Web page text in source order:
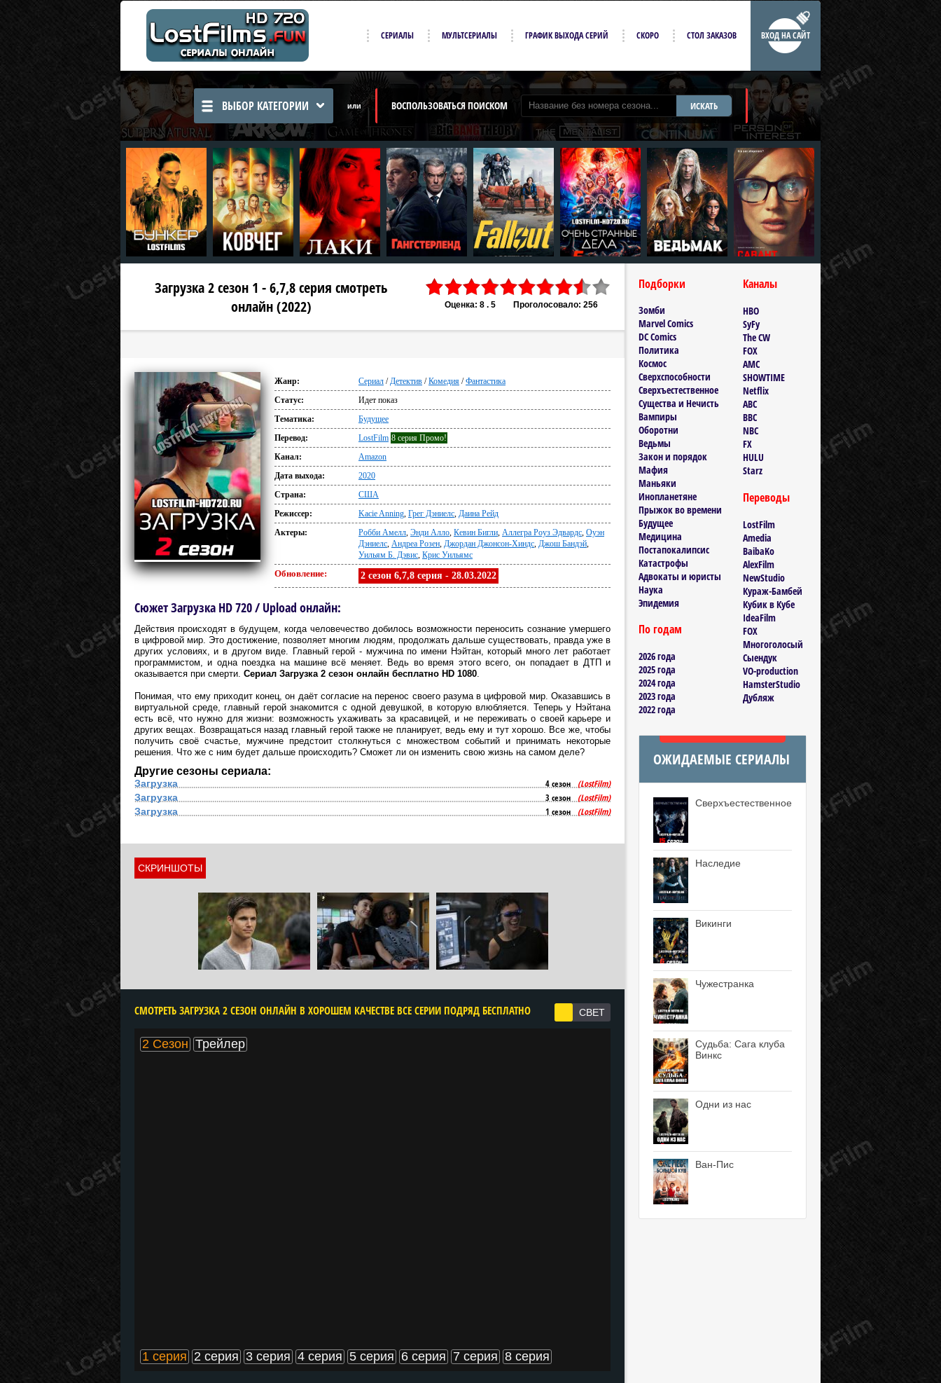
ВХОД НА САЙТ
СЕРИАЛЫ МУЛЬТСЕРИАЛЫ ГРАФИК ВЫХОДА СЕРИЙ СКОРО СТОЛ ЗАКАЗОВ
ВЫБОР КАТЕГОРИИ или ВОСПОЛЬЗОВАТЬСЯ ПОИСКОМ ИСКАТЬ
Оценка: 8 . 5 Проголосовало: 256
Загрузка 2 сезон 1 - 6,7,8 серия смотреть
онлайн (2022)
Жанр: Сериал /Детектив /Комедия /Фантастика
Статус:
Идет показ
Тематика:
Будущее
Перевод:
LostFilm 8 серия Промо!
Канал:
Amazon
Дата выхода:
2020
Страна:
США
Режиссер:
Kacie Anning, Грег Дэниелс, Даина Рейд
Актеры:
Робби Амелл, Энди Алло, Кевин Бигли, Аллегра Роуз Эдвардс, Оуэн
Дэниелс, Андреа Розен, Джордан Джонсон-Хиндс, Джош Бандэй,
Уильям Б. Дэвис, Крис Уильямс
Обновление: 2 сезон 6,7,8 серия - 28.03.2022
Сюжет Загрузка HD 720 / Upload онлайн:
Действия происходят в будущем, когда человечество добилось возможности переносить сознание умершего
в цифровой мир. Это достижение, позволяет многим людям, продолжать дальше существовать, правда уже в
других условиях, и в другом виде. Главный герой - мужчина по имени Нэйтан, который много лет работает
программистом, и одна поездка на машине всё меняет. Ведь во время этого всего, он попадает в ДТП и
оказывается при смерти. Сериал Загрузка 2 сезон онлайн бесплатно HD 1080.
Понимая, что ему приходит конец, он даёт согласие на перенос своего разума в цифровой мир. Оказавшись в
виртуальной среде, главный герой знакомится с одной девушкой, в которую влюбляется. Теперь у Нэйтана
есть всё, что нужно для жизни: возможность ухаживать за красавицей, и не переживать о своей карьере и
других вещах. Возвращаться назад главный герой также не планирует, ведь ему и тут хорошо. Все же, чтобы
получить своё счастье, мужчине предстоит столкнуться с множеством событий и принимать некоторые
решения. Что же с ним будет дальше происходить? Сможет ли он изменить свою жизнь на самом деле?
Другие сезоны сериала:
Загрузка 4 сезон (LostFilm)
Загрузка 3 сезон (LostFilm)
Загрузка 1 сезон (LostFilm)
СКРИНШОТЫ
CМОТРЕТЬ ЗАГРУЗКА 2 СЕЗОН ОНЛАЙН В ХОРОШЕМ КАЧЕСТВЕ ВСЕ СЕРИИ ПОДРЯД БЕСПЛАТНО
2 Сезон Трейлер
1 серия 2 серия 3 серия 4 серия 5 серия 6 серия 7 серия 8 серия
Подборки
Зомби
Marvel Comics
DC Comics
Политика
Космос
Сверхспособности
Сверхъестественное
Существа и Нечисть
Вампиры
Оборотни
Ведьмы
Закон и порядок
Мафия
Маньяки
Инопланетяне
Прыжок во времени
Будущее
Медицина
Постапокалипсис
Катастрофы
Адвокаты и юристы
Наука
Эпидемия
По годам
2026 года
2025 года
2024 года
2023 года
2022 года
Каналы
HBO
SyFy
The CW
FOX
AMC
SHOWTIME
Netflix
ABC
BBC
NBC
FX
HULU
Starz
Переводы
LostFilm
Amedia
BaibaKo
AlexFilm
NewStudio
Кураж-Бамбей
Кубик в Кубе
IdeaFilm
FOX
Многоголосый
Сыендук
VO-production
HamsterStudio
Дубляж
ОЖИДАЕМЫЕ СЕРИАЛЫ
Сверхъестественное
Наследие
Викинги
Чужестранка
Судьба: Сага клуба
Винкс
Одни из нас
Ван-Пис